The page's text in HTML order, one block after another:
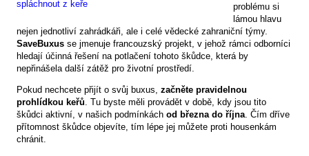
problému si
lámou hlavu
nejen jednotliví zahrádkáři, ale i celé vědecké zahraniční týmy.
SaveBuxus se jmenuje francouzský projekt, v jehož rámci odborníci
hledají účinná řešení na potlačení tohoto škůdce, která by
nepřinášela další zátěž pro životní prostředí.
Pokud nechcete přijít o svůj buxus, začněte pravidelnou
prohlídkou keřů . Tu byste měli provádět v době, kdy jsou tito
škůdci aktivní, v našich podmínkách od března do října . Čím dříve
přítomnost škůdce objevíte, tím lépe jej můžete proti housenkám
chránit.